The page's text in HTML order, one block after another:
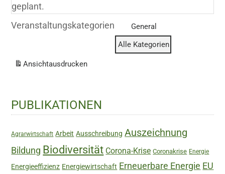
geplant.
Veranstaltungskategorien
General
Alle Kategorien
Ansichtausdrucken
Haupt-
Sidebar
PUBLIKATIONEN
Agrarwirtschaft Arbeit Ausschreibung Auszeichnung
Bildung Biodiversität Corona-Krise Coronakrise Energie
Energieeffizienz Energiewirtschaft Erneuerbare Energie EU